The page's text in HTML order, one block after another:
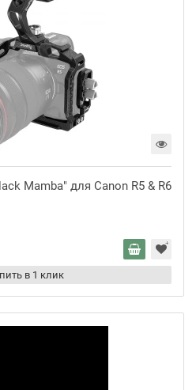
Mamba" для Canon R5 & R6
в 1 клик